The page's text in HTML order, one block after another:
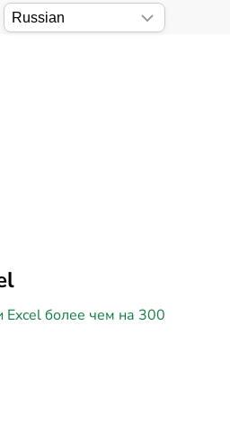
более чем на 300